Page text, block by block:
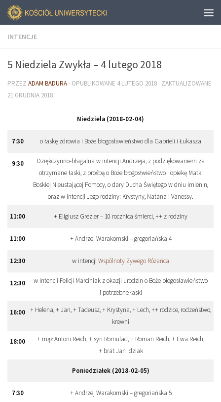
INTENCJE
5 Niedziela Zwykła – 4 lutego 2018
PRZEZ ADAM BADURA · OPUBLIKOWANE 4 LUTEGO 2018 · ZAKTUALIZOWANE
21 GRUDNIA 2018
Niedziela (2018-02-04)
7:30 o łaskę zdrowia i Boże błogosławieństwo dla Gabrieli i Łukasza
9:30
Dziękczynno-błagalna w intencji Andrzeja, z podziękowaniem za
otrzymane łaski, z prośbą o Boże błogosłwieństwo i opiekę Matki
Boskiej Nieustającej Pomocy, o dary Ducha Świętego w dniu imienin,
oraz w intencji Jego rodziny: Krystyny, Natana i Vanessy.
11:00 + Eligiusz Grezler – 10 rocznica śmierci, ++ z rodziny
11:00 + Andrzej Warakomski – gregoriańska 4
12:30 w intencji Wspólnoty Żywego Różańca
12:30
w intencji Felicji Marciniak z okazji urodzin o Boże błogosławieństwo
i potrzebne łaski
16:00 + Helena, + Jan, + Tadeusz, + Krystyna, + Lech, ++ rodzice, rodzeństwo,
krewni
18:00
+ mąż Antoni Reich, + syn Romulad, + Roman Reich, + Ewa Reich,
+ brat Jan Idziak
Poniedziałek (2018-02-05)
7:30 + Andrzej Warakomski – gregoriańska 5